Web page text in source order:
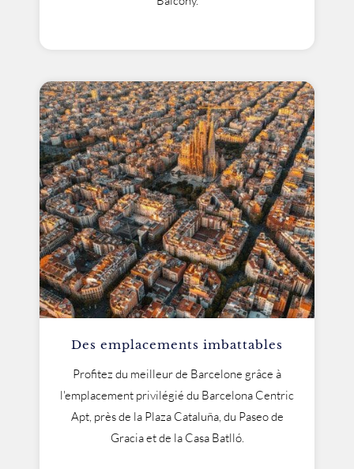
Des emplacements imbattables
Profitez du meilleur de Barcelone grâce à
l'emplacement privilégié du Barcelona Centric
Apt, près de la Plaza Cataluña, du Paseo de
Gracia et de la Casa Batlló.